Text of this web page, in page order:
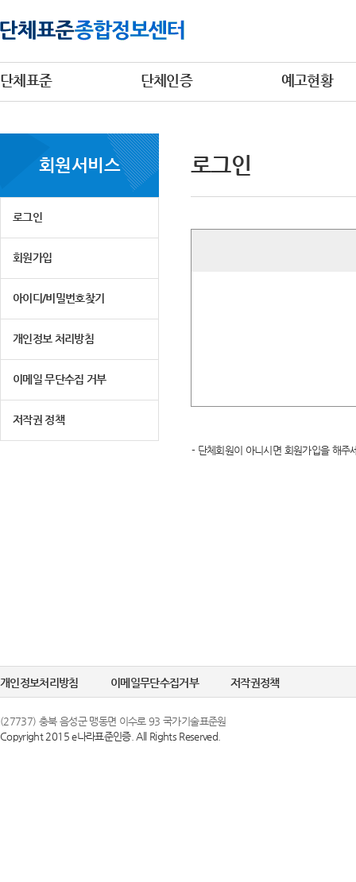
단체표준 단체인증 예고현황
회원서비스
로그인
회원가입
아이디/비밀번호찾기
개인정보 처리방침
이메일 무단수집 거부
저작권 정책
로그인
- 단체회원이 아니시면 회원가입을 해주
개인정보처리방침 이메일무단수집거부 저작권정책
(27737) 충북 음성군 맹동면 이수로 93 국가기술표준원
Copyright 2015 e나라표준인증. All Rights Reserved.